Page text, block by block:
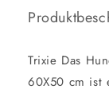
Trixie Das
60X50 cm ist